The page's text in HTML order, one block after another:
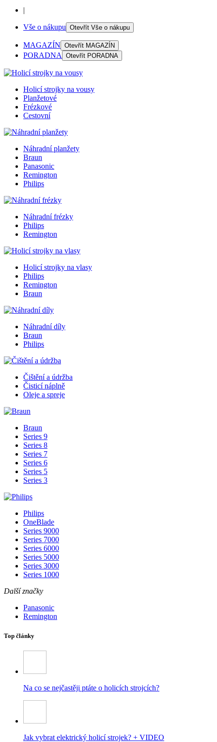
|
Vše o nákupu Otevřít Vše o nákupu
MAGAZÍN Otevřít MAGAZÍN
PORADNA Otevřít PORADNA
Holicí strojky na vousy
Planžetové
Frézkové
Cestovní
Náhradní planžety
Braun
Panasonic
Remington
Philips
Náhradní frézky
Philips
Remington
Holicí strojky na vlasy
Philips
Remington
Braun
Náhradní díly
Braun
Philips
Čištění a údržba
Čisticí náplně
Oleje a spreje
Braun
Series 9
Series 8
Series 7
Series 6
Series 5
Series 3
Philips
OneBlade
Series 9000
Series 7000
Series 6000
Series 5000
Series 3000
Series 1000
Další značky
Panasonic
Remington
Top články
Na co se nejčastěji ptáte o holicích strojcích?
Jak vybrat elektrický holicí strojek? + VIDEO